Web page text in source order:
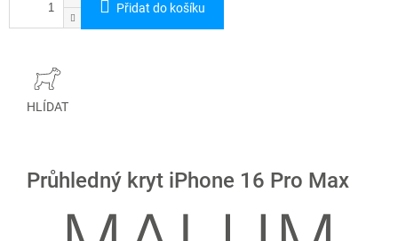
Přidat do košíku
HLÍDAT
Průhledný kryt iPhone 16 Pro Max